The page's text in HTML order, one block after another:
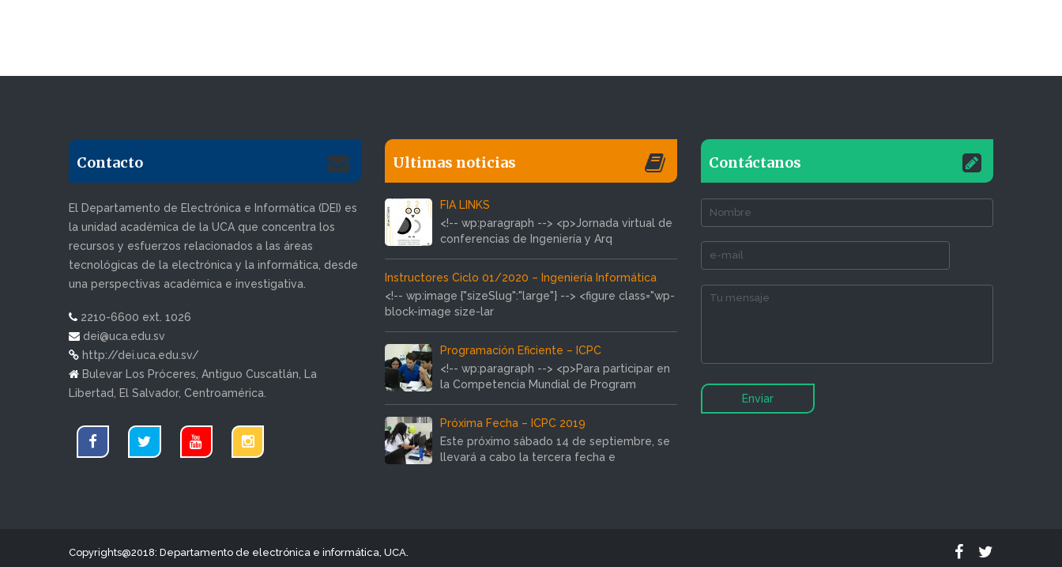
Contacto
El Departamento de Electrónica e Informática (DEI) es
la unidad académica de la UCA que concentra los
recursos y esfuerzos relacionados a las áreas
tecnológicas de la electrónica y la informática, desde
una perspectivas académica e investigativa.
2210-6600 ext. 1026
dei@uca.edu.sv
http://dei.uca.edu.sv/
Bulevar Los Próceres, Antiguo Cuscatlán, La
Libertad, El Salvador, Centroamérica.
Ultimas noticias
FIA LINKS
<!-- wp:paragraph --> <p>Jornada virtual de
conferencias de Ingeniería y Arq
Instructores Ciclo 01/2020 – Ingeniería Informática
<!-- wp:image {"sizeSlug":"large"} --> <figure class="wp-
block-image size-lar
Programación Eficiente – ICPC
<!-- wp:paragraph --> <p>Para participar en
la Competencia Mundial de Program
Próxima Fecha – ICPC 2019
Este próximo sábado 14 de septiembre, se
llevará a cabo la tercera fecha e
Contáctanos
Copyrights@2018: Departamento de electrónica e informática, UCA.